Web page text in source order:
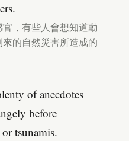
，有些人會想知道動
的自然災害所造成的
of anecdotes
before
tsunamis.